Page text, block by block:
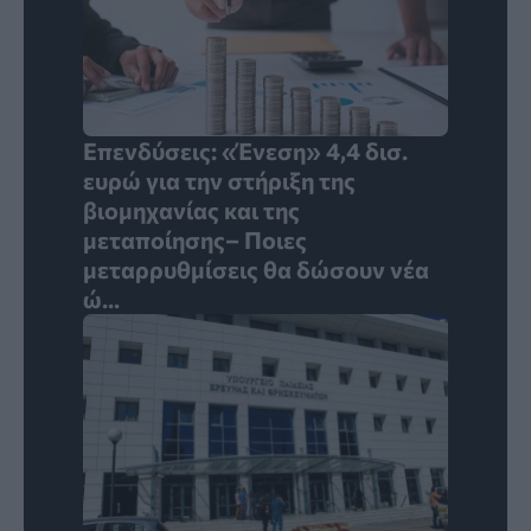
Επενδύσεις: «Ένεση» 4,4 δισ.
ευρώ για την στήριξη της
βιομηχανίας και της
μεταποίησης– Ποιες
μεταρρυθμίσεις θα δώσουν νέα
ώ...